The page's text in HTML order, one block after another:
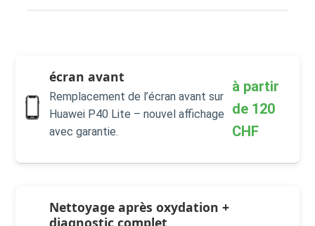
écran avant
Remplacement de l’écran avant sur
Huawei P40 Lite – nouvel affichage
avec garantie.
à partir
de 120
CHF
Nettoyage après oxydation +
diagnostic complet